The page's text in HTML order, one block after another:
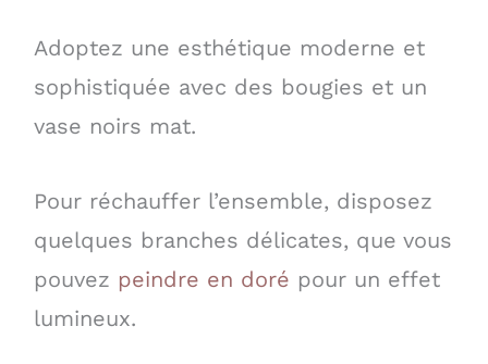
Adoptez une esthétique moderne et
sophistiquée avec des bougies et un
vase noirs mat.
Pour réchauffer l’ensemble, disposez
quelques branches délicates, que vous
pouvez peindre en doré pour un effet
lumineux.